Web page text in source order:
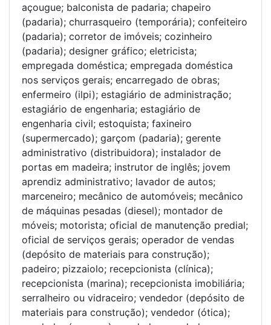
açougue; balconista de padaria; chapeiro
(padaria); churrasqueiro (temporária); confeiteiro
(padaria); corretor de imóveis; cozinheiro
(padaria); designer gráfico; eletricista;
empregada doméstica; empregada doméstica
nos serviços gerais; encarregado de obras;
enfermeiro (ilpi); estagiário de administração;
estagiário de engenharia; estagiário de
engenharia civil; estoquista; faxineiro
(supermercado); garçom (padaria); gerente
administrativo (distribuidora); instalador de
portas em madeira; instrutor de inglês; jovem
aprendiz administrativo; lavador de autos;
marceneiro; mecânico de automóveis; mecânico
de máquinas pesadas (diesel); montador de
móveis; motorista; oficial de manutenção predial;
oficial de serviços gerais; operador de vendas
(depósito de materiais para construção);
padeiro; pizzaiolo; recepcionista (clínica);
recepcionista (marina); recepcionista imobiliária;
serralheiro ou vidraceiro; vendedor (depósito de
materiais para construção); vendedor (ótica);